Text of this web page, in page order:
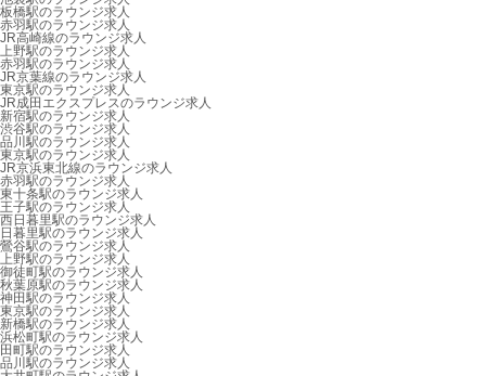
板橋駅のラウンジ求人
赤羽駅のラウンジ求人
JR高崎線のラウンジ求人
上野駅のラウンジ求人
赤羽駅のラウンジ求人
JR京葉線のラウンジ求人
東京駅のラウンジ求人
JR成田エクスプレスのラウンジ求人
新宿駅のラウンジ求人
渋谷駅のラウンジ求人
品川駅のラウンジ求人
東京駅のラウンジ求人
JR京浜東北線のラウンジ求人
赤羽駅のラウンジ求人
東十条駅のラウンジ求人
王子駅のラウンジ求人
西日暮里駅のラウンジ求人
日暮里駅のラウンジ求人
鶯谷駅のラウンジ求人
上野駅のラウンジ求人
御徒町駅のラウンジ求人
秋葉原駅のラウンジ求人
神田駅のラウンジ求人
東京駅のラウンジ求人
新橋駅のラウンジ求人
浜松町駅のラウンジ求人
田町駅のラウンジ求人
品川駅のラウンジ求人